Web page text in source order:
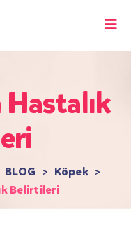
BLOG > Köpek >
Belirtileri